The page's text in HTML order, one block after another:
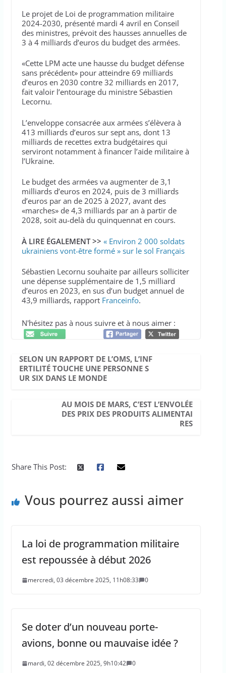
Le projet de Loi de programmation militaire
2024-2030, présenté mardi 4 avril en Conseil
des ministres, prévoit des hausses annuelles de
3 à 4 milliards d’euros du budget des armées.
«Cette LPM acte une hausse du budget défense
sans précédent» pour atteindre 69 milliards
d’euros en 2030 contre 32 milliards en 2017,
fait valoir l’entourage du ministre Sébastien
Lecornu.
L’enveloppe consacrée aux armées s’élèvera à
413 milliards d’euros sur sept ans, dont 13
milliards de recettes extra budgétaires qui
serviront notamment à financer l’aide militaire à
l’Ukraine.
Le budget des armées va augmenter de 3,1
milliards d’euros en 2024, puis de 3 milliards
d’euros par an de 2025 à 2027, avant des
«marches» de 4,3 milliards par an à partir de
2028, soit au-delà du quinquennat en cours.
À LIRE ÉGALEMENT >> « Environ 2 000 soldats
ukrainiens vont-être formé » sur le sol Français
Sébastien Lecornu souhaite par ailleurs solliciter
une dépense supplémentaire de 1,5 milliard
d’euros en 2023, en sus d’un budget annuel de
43,9 milliards, rapport Franceinfo.
N'hésitez pas à nous suivre et à nous aimer :
SELON UN RAPPORT DE L’OMS, L’INF
ERTILITÉ TOUCHE UNE PERSONNE S
UR SIX DANS LE MONDE
AU MOIS DE MARS, C’EST L’ENVOLÉE
DES PRIX DES PRODUITS ALIMENTAI
RES
Share This Post:
Vous pourrez aussi aimer
La loi de programmation militaire
est repoussée à début 2026
mercredi, 03 décembre 2025, 11h08:33 0
Se doter d’un nouveau porte-
avions, bonne ou mauvaise idée ?
mardi, 02 décembre 2025, 9h10:42 0